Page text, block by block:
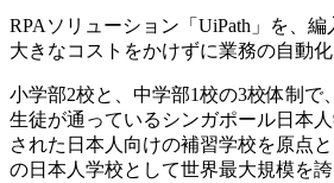
RPAソリューション「UiPath」を、編
大きなコストをかけずに業務の自動
小学部2校と、中学部1校の3校体制で
生徒が通っているシンガポール日本
された日本人向けの補習学校を原点
の日本人学校として世界最大規模を